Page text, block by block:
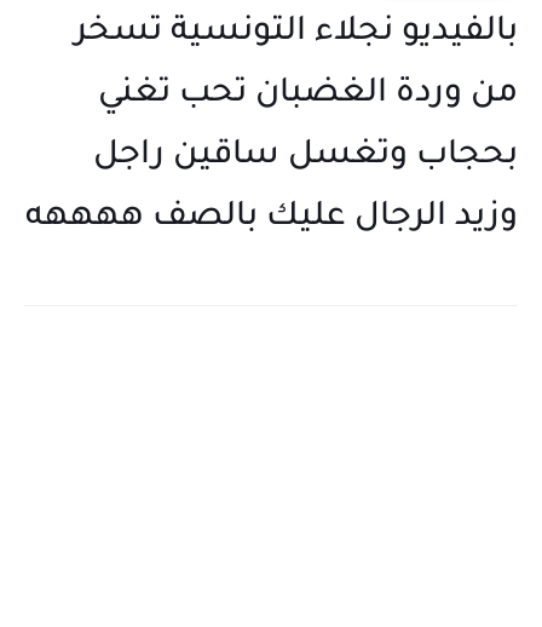
بالفيديو نجلاء التونسية تسخر
من وردة الغضبان تحب تغني
بحجاب وتغسل ساقين راجل
وزيد الرجال عليك بالصف ههههه